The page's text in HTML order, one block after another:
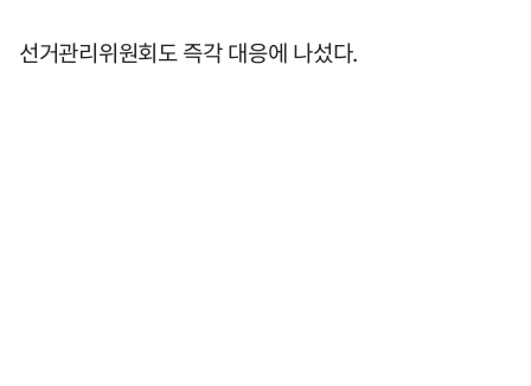
선거관리위원회도 즉각 대응에 나섰다.